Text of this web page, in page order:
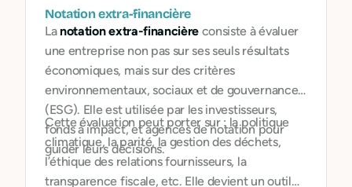
Notation extra-financière
Lanotation extra-financière consiste à évaluer
une entreprise non pas sur ses seuls résultats
économiques, mais sur des critères
environnementaux, sociaux et de gouvernance
(ESG). Elle est utilisée par les investisseurs,
fonds à impact, et agences de notation pour
guider leurs décisions.
Cette évaluation peut porter sur : la politique
climatique, la parité, la gestion des déchets,
l’éthique des relations fournisseurs, la
transparence fiscale, etc. Elle devient un outil